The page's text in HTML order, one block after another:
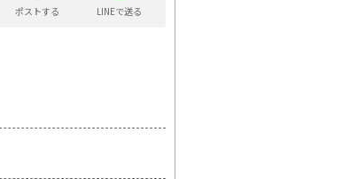
ポストする LINEで送る